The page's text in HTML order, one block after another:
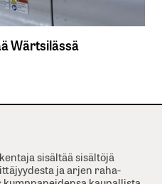
Wärtsilässä
sisältää sisältöjä
ja arjen raha-